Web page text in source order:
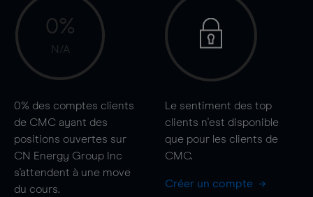
0%
N/A
0% des comptes clients
de CMC ayant des
positions ouvertes sur
CN Energy Group Inc
s'attendent à une move
du cours.
Le sentiment des top
clients n'est disponible
que pour les clients de
CMC.
Créer un compte